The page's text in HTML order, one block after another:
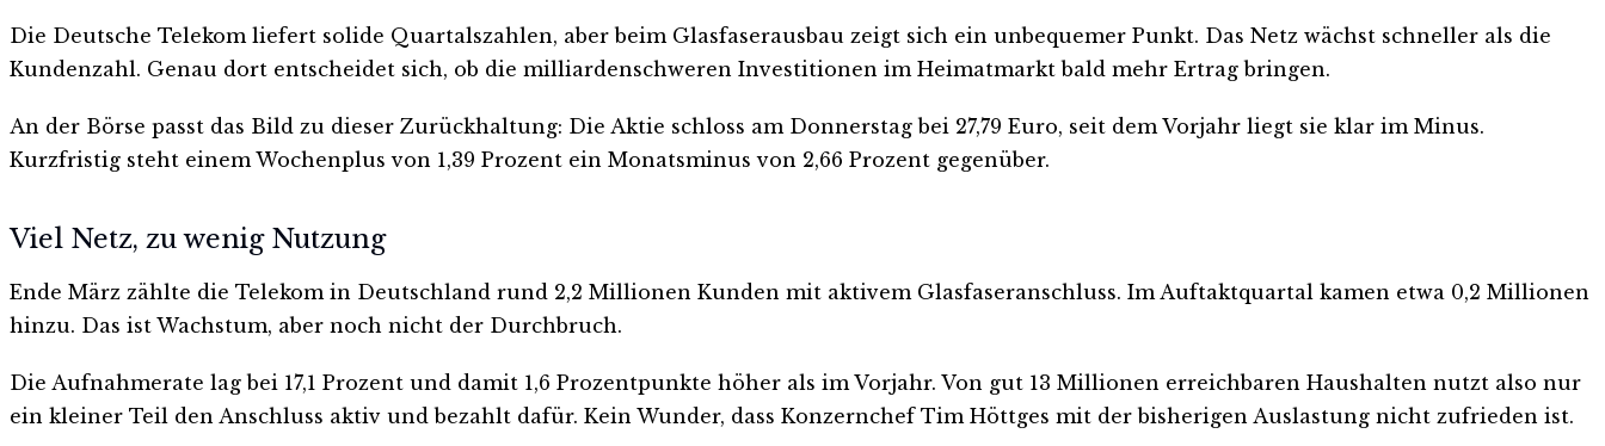
Die Deutsche Telekom liefert solide Quartalszahlen, aber beim Glasfaserausbau zeigt sich ein unbequemer Punkt. Das Netz wächst schneller als die
Kundenzahl. Genau dort entscheidet sich, ob die milliardenschweren Investitionen im Heimatmarkt bald mehr Ertrag bringen.
An der Börse passt das Bild zu dieser Zurückhaltung: Die Aktie schloss am Donnerstag bei 27,79 Euro, seit dem Vorjahr liegt sie klar im Minus.
Kurzfristig steht einem Wochenplus von 1,39 Prozent ein Monatsminus von 2,66 Prozent gegenüber.
Viel Netz, zu wenig Nutzung
Ende März zählte die Telekom in Deutschland rund 2,2 Millionen Kunden mit aktivem Glasfaseranschluss. Im Auftaktquartal kamen etwa 0,2 Millionen
hinzu. Das ist Wachstum, aber noch nicht der Durchbruch.
Die Aufnahmerate lag bei 17,1 Prozent und damit 1,6 Prozentpunkte höher als im Vorjahr. Von gut 13 Millionen erreichbaren Haushalten nutzt also nur
ein kleiner Teil den Anschluss aktiv und bezahlt dafür. Kein Wunder, dass Konzernchef Tim Höttges mit der bisherigen Auslastung nicht zufrieden ist.